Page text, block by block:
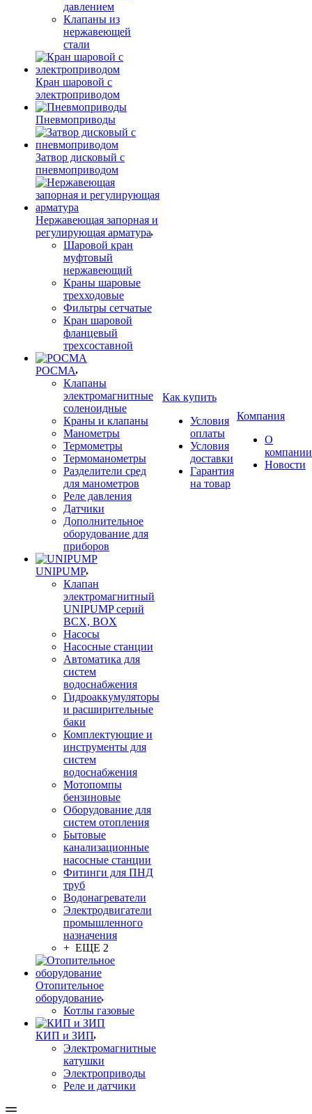
давлением
Клапаны из
нержавеющей
стали
Кран шаровой с
электроприводом
Пневмоприводы
Затвор дисковый с
пневмоприводом
Нержавеющая запорная и
регулирующая арматура
Шаровой кран
муфтовый
нержавеющий
Краны шаровые
трехходовые
Фильтры сетчатые
Кран шаровой
фланцевый
трехсоставной
РОСМА
Клапаны
электромагнитные
соленоидные
Краны и клапаны
Манометры
Термометры
Термоманометры
Разделители сред
для манометров
Реле давления
Датчики
Дополнительное
оборудование для
приборов
UNIPUMP
Клапан
электромагнитный
UNIPUMP серий
BCX, BOX
Насосы
Насосные станции
Автоматика для
систем
водоснабжения
Гидроаккумуляторы
и расширительные
баки
Комплектующие и
инструменты для
систем
водоснабжения
Мотопомпы
бензиновые
Оборудование для
систем отопления
Бытовые
канализационные
насосные станции
Фитинги для ПНД
труб
Водонагреватели
Электродвигатели
промышленного
назначения
+ ЕЩЕ 2
Отопительное
оборудование
Котлы газовые
КИП и ЗИП
Электромагнитные
катушки
Электроприводы
Реле и датчики
Как купить
Условия
оплаты
Условия
доставки
Гарантия
на товар
Компания
О
компании
Новости